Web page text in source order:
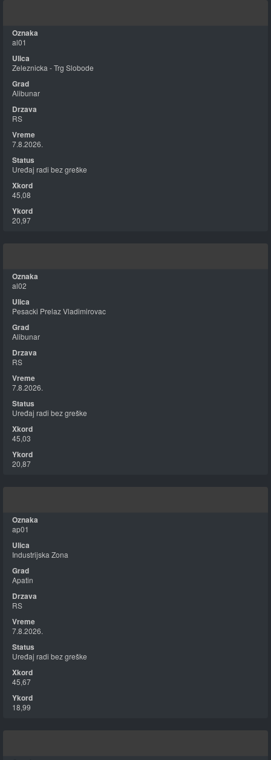
al01
Zeleznicka - Trg Slobode
Alibunar
RS
7.8.2026.
Uređaj radi bez greške
45,08
20,97
al02
Pesacki Prelaz Vladimirovac
Alibunar
RS
7.8.2026.
Uređaj radi bez greške
45,03
20,87
ap01
Industrijska Zona
Apatin
RS
7.8.2026.
Uređaj radi bez greške
45,67
18,99